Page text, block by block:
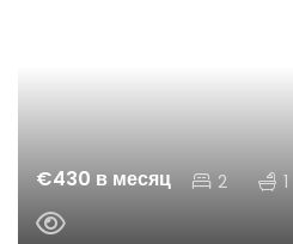
€430 в месяц 2 1